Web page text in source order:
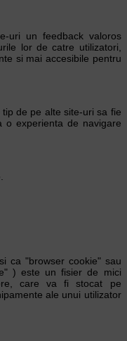
uri un feedback valoros
lor de catre utilizatori,
si mai accesibile pentru
de pe alte site-uri sa fie
o experienta de navigare
ca "browser cookie" sau
) este un fisier de mici
care va fi stocat pe
ale unui utilizator